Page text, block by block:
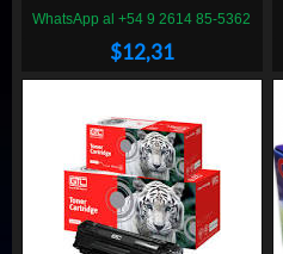
$12,31
WhatsApp al +54 9 2614 85-5362